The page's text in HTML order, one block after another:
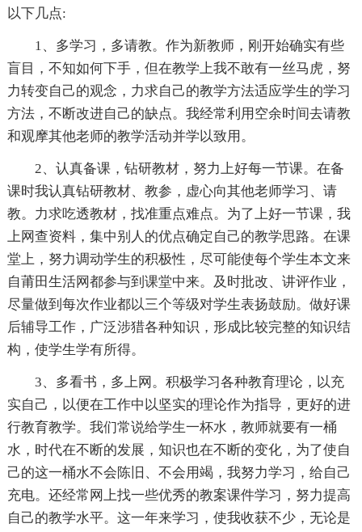
以下几点:
1、多学习，多请教。作为新教师，刚开始确实有些
盲目，不知如何下手，但在教学上我不敢有一丝马虎，努
力转变自己的观念，力求自己的教学方法适应学生的学习
方法，不断改进自己的缺点。我经常利用空余时间去请教
和观摩其他老师的教学活动并学以致用。
2、认真备课，钻研教材，努力上好每一节课。在备
课时我认真钻研教材、教参，虚心向其他老师学习、请
教。力求吃透教材，找准重点难点。为了上好一节课，我
上网查资料，集中别人的优点确定自己的教学思路。在课
堂上，努力调动学生的积极性，尽可能使每个学生本文来
自莆田生活网都参与到课堂中来。及时批改、讲评作业，
尽量做到每次作业都以三个等级对学生表扬鼓励。做好课
后辅导工作，广泛涉猎各种知识，形成比较完整的知识结
构，使学生学有所得。
3、多看书，多上网。积极学习各种教育理论，以充
实自己，以便在工作中以坚实的理论作为指导，更好的进
行教育教学。我们常说给学生一杯水，教师就要有一桶
水，时代在不断的发展，知识也在不断的变化，为了使自
己的这一桶水不会陈旧、不会用竭，我努力学习，给自己
充电。还经常网上找一些优秀的教案课件学习，努力提高
自己的教学水平。这一年来学习，使我收获不少，无论是